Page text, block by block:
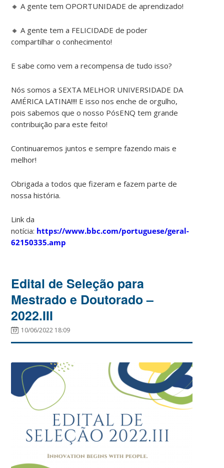
🔸️ A gente tem OPORTUNIDADE de aprendizado!
🔸️ A gente tem a FELICIDADE de poder
compartilhar o conhecimento!
E sabe como vem a recompensa de tudo isso?
Nós somos a SEXTA MELHOR UNIVERSIDADE DA
AMÉRICA LATINA!!!! E isso nos enche de orgulho,
pois sabemos que o nosso PósENQ tem grande
contribuição para este feito!
Continuaremos juntos e sempre fazendo mais e
melhor!
Obrigada a todos que fizeram e fazem parte de
nossa história.
Link da
notícia: https://www.bbc.com/portuguese/geral-
62150335.amp
Edital de Seleção para
Mestrado e Doutorado –
2022.III
10/06/2022 18:09